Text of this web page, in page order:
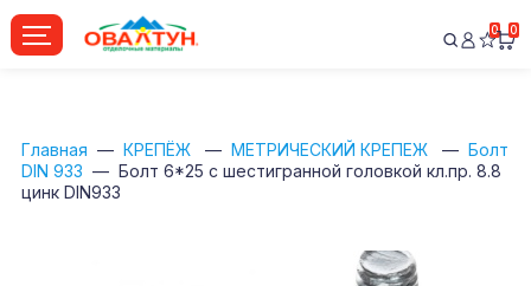
0 0
Главная КРЕПЁЖ МЕТРИЧЕСКИЙ КРЕПЕЖ
Болт
DIN 933
Болт 6*25 с шестигранной головкой кл.пр. 8.8
цинк DIN933